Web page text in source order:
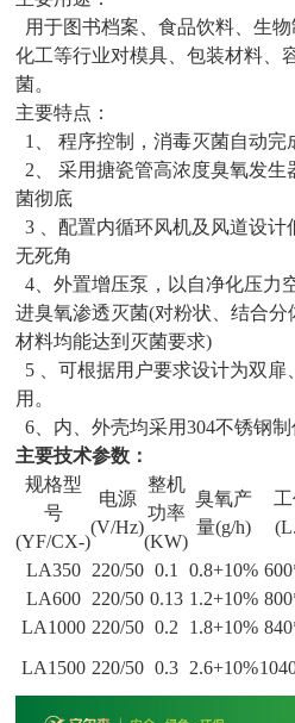
用于图书档案、食品饮料、生物
化工等行业对模具、包装材料、
菌。
主要特点：
1、 程序控制，消毒灭菌自动完
2、 采用搪瓷管高浓度臭氧发
菌彻底
3 、配置内循环风机及风道设
无死角
4、外置增压泵，以自净化压力
进臭氧渗透灭菌(对粉状、结合
材料均能达到灭菌要求)
5 、可根据用户要求设计为双
用。
6、内、外壳均采用304不锈钢
主要技术参数：
规格型
号
(YF/CX-)
电源
(V/Hz)
整机
功率
(KW)
臭氧产
量(g/h)
LA350 220/50 0.1 0.8+10%
LA600
220/50 0.13 1.2+10%
LA1000 220/50 0.2 1.8+10%
LA1500 220/50 0.3 2.6+10%